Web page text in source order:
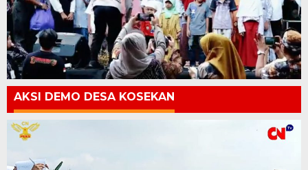
AKSI DEMO DESA KOSEKAN